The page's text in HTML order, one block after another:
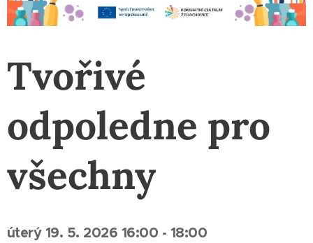
Tvořivé
odpoledne pro
všechny
úterý 19. 5. 2026 16:00 - 18:00